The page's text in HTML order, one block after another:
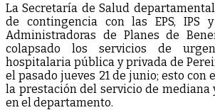
La Secretaría de Salud
de contingencia con las EPS, IPS y
Administradoras de Planes de
colapsado los servicios de
hospitalaria pública y privada de
el pasado jueves 21 de junio; esto
la prestación del servicio de mediana
en el departamento.